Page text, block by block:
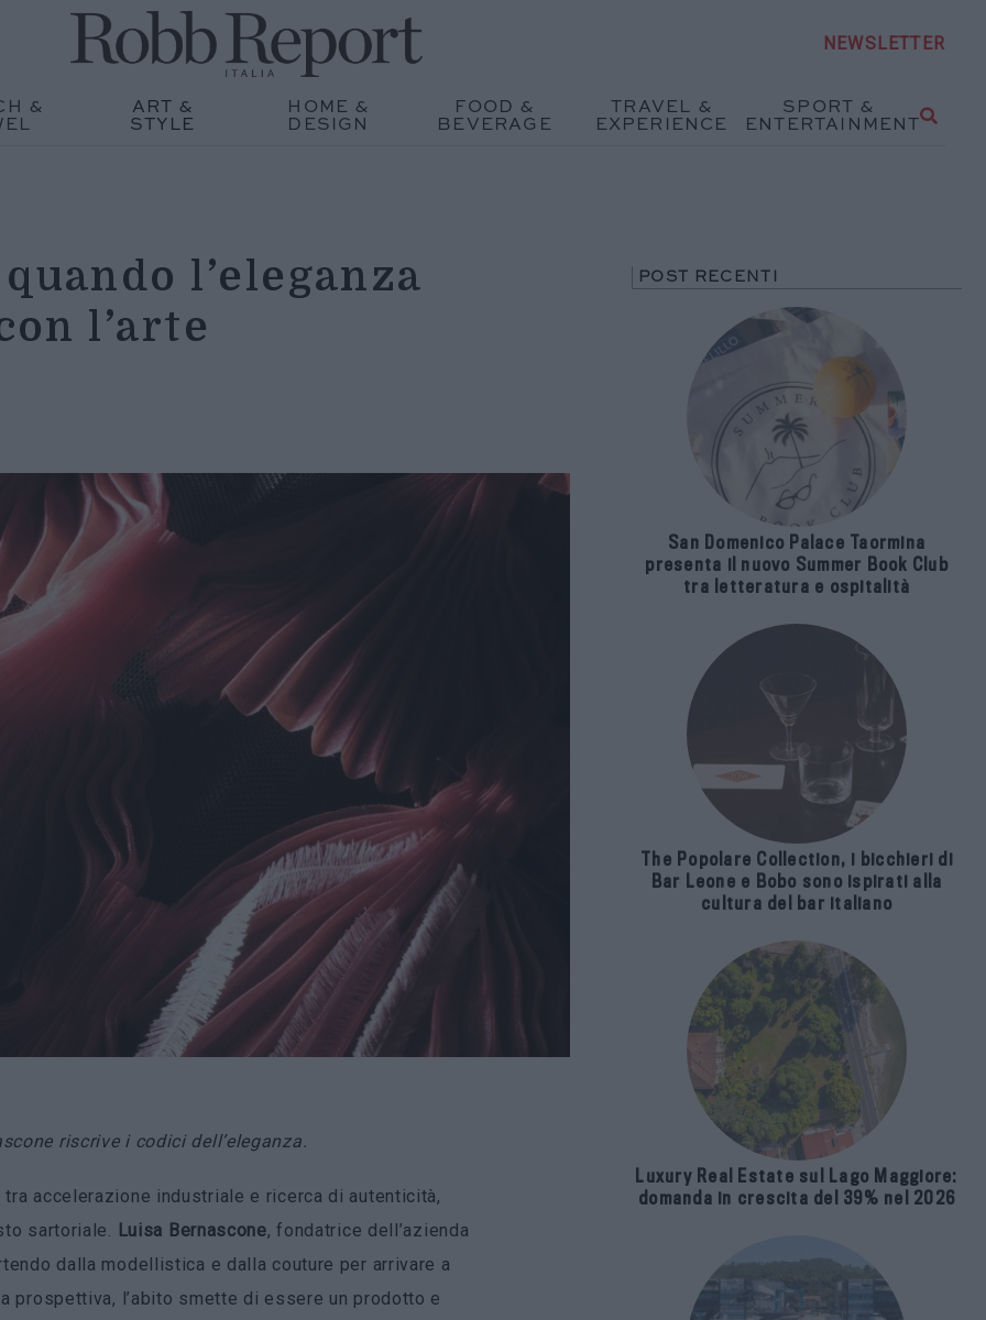
NEWSLETTER
&
ART &
STYLE
HOME &
DESIGN
FOOD &
BEVERAGE
TRAVEL &
EXPERIENCE
SPORT &
ENTERTAINMENT
l’eleganza
l’arte
riscrive i codici dell’eleganza.
accelerazione industriale e ricerca di autenticità,
sartoriale. Luisa Bernascone, fondatrice dell’azienda
dalla modellistica e dalla couture per arrivare a
prospettiva, l’abito smette di essere un prodotto e
POST RECENTI
San Domenico Palace Taormina
presenta il nuovo Summer Book Club
tra letteratura e ospitalità
The Popolare Collection, i bicchieri di
Bar Leone e Bobo sono ispirati alla
cultura del bar italiano
Luxury Real Estate sul Lago Maggiore:
domanda in crescita del 39% nel 2026